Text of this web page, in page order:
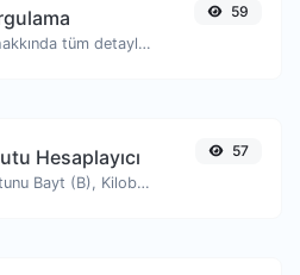
Bir alan adı hakkında tüm detayları edinin.
59
Hesaplayıcı
Metnin boyutunu Bayt (B), Kilobayt (KB) veya Megabayt (MB) cinsinden alın.
57